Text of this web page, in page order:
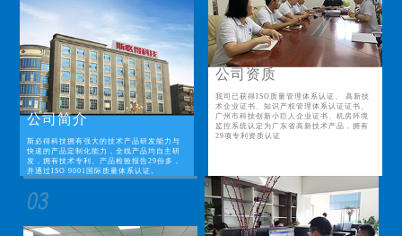
公司简介
斯必得科技拥有强大的技术产品研发能力与
快速的产品定制化能力，全线产品均自主研
发，拥有技术专利、产品检验报告29份多，
并通过ISO 9001国际质量体系认证。
公司资质
我司已获得ISO质量管理体系认证、 高新技
术企业证书、知识产权管理体系认证证书、
广州市科技创新小巨人企业证书、机房环境
监控系统认定为广东省高新技术产品，拥有
29项专利资质认证